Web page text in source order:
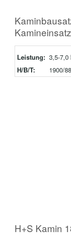
Leistung: 3,5-7,0
H/B/T:
1900/
H+S Kamin